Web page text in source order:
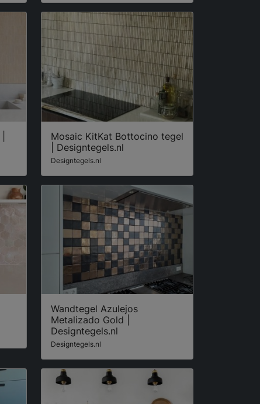
Mosaic KitKat Bottocino tegel
| Designtegels.nl
Designtegels.nl
Wandtegel Azulejos
Metalizado Gold |
Designtegels.nl
Designtegels.nl